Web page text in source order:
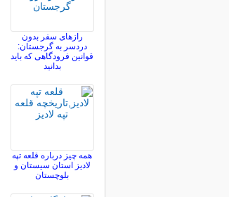
رازهای سفر بدون
دردسر به گرجستان:
قوانین فرودگاهی که باید
بدانید
همه چیز درباره قلعه تپه
لادیز استان سیستان و
بلوچستان